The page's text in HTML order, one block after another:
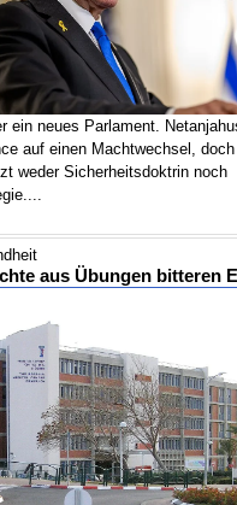
ein neues Parlament.
auf einen Machtwechsel, doch
weder Sicherheitsdoktrin noch
aus Übungen bitteren